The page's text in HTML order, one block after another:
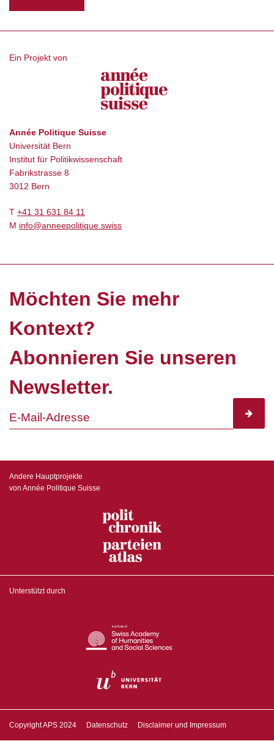
Ein Projekt von
Année Politique Suisse
Universität Bern
Institut für Politikwissenschaft
Fabrikstrasse 8
3012 Bern
T +41 31 631 84 11
M info@anneepolitique.swiss
Möchten Sie mehr
Kontext?
Abonnieren Sie unseren
Newsletter.
Andere Hauptprojekte
von Année Politique Suisse
Unterstützt durch
Copyright APS 2024 Datenschutz Disclaimer und Impressum